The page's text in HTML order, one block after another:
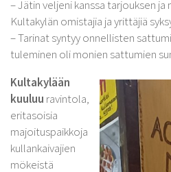
– Jätin veljeni kanssa tarjouksen ja
Kultakylän omistajia ja yrittäjiä
– Tarinat syntyy onnellisten
tuleminen oli monien sattumien
Kultakylään
kuuluu ravintola,
eritasoisia
majoituspaikkoja
kullankaivajien
mökeistä